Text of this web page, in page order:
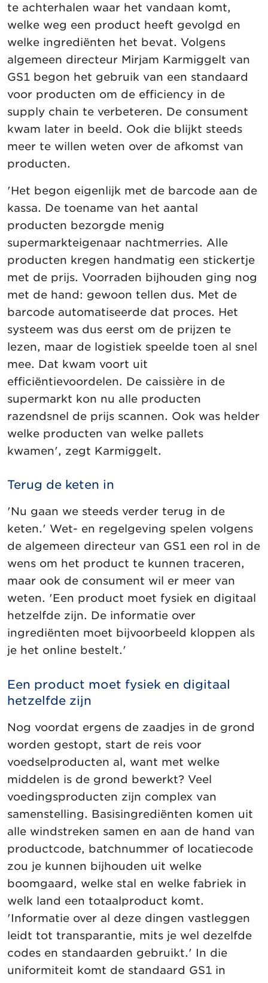
te achterhalen waar het vandaan komt,
welke weg een product heeft gevolgd en
welke ingrediënten het bevat. Volgens
algemeen directeur Mirjam Karmiggelt van
GS1 begon het gebruik van een standaard
voor producten om de efficiency in de
supply chain te verbeteren. De consument
kwam later in beeld. Ook die blijkt steeds
meer te willen weten over de afkomst van
producten.
'Het begon eigenlijk met de barcode aan de
kassa. De toename van het aantal
producten bezorgde menig
supermarkteigenaar nachtmerries. Alle
producten kregen handmatig een stickertje
met de prijs. Voorraden bijhouden ging nog
met de hand: gewoon tellen dus. Met de
barcode automatiseerde dat proces. Het
systeem was dus eerst om de prijzen te
lezen, maar de logistiek speelde toen al snel
mee. Dat kwam voort uit
efficiëntievoordelen. De caissière in de
supermarkt kon nu alle producten
razendsnel de prijs scannen. Ook was helder
welke producten van welke pallets
kwamen', zegt Karmiggelt.
Terug de keten in
'Nu gaan we steeds verder terug in de
keten.' Wet- en regelgeving spelen volgens
de algemeen directeur van GS1 een rol in de
wens om het product te kunnen traceren,
maar ook de consument wil er meer van
weten. 'Een product moet fysiek en digitaal
hetzelfde zijn. De informatie over
ingrediënten moet bijvoorbeeld kloppen als
je het online bestelt.'
Een product moet fysiek en digitaal
hetzelfde zijn
Nog voordat ergens de zaadjes in de grond
worden gestopt, start de reis voor
voedselproducten al, want met welke
middelen is de grond bewerkt? Veel
voedingsproducten zijn complex van
samenstelling. Basisingrediënten komen uit
alle windstreken samen en aan de hand van
productcode, batchnummer of locatiecode
zou je kunnen bijhouden uit welke
boomgaard, welke stal en welke fabriek in
welk land een totaalproduct komt.
'Informatie over al deze dingen vastleggen
leidt tot transparantie, mits je wel dezelfde
codes en standaarden gebruikt.' In die
uniformiteit komt de standaard GS1 in